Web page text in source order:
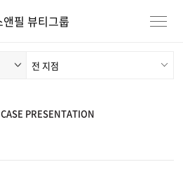
앤필 뷰티그룹
PRESENTATION